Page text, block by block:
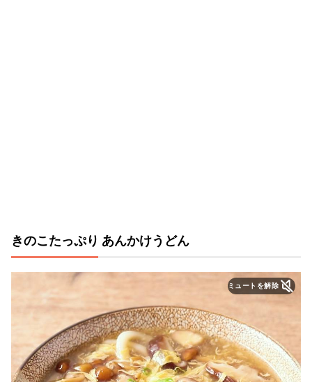
きのこたっぷり あんかけうどん
ミュートを解除